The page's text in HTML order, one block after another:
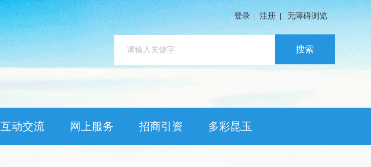
登录 | 注册 | 无障碍浏览
搜索
互动交流 网上服务 招商引资 多彩昆玉